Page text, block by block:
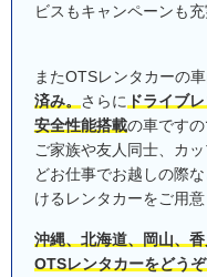
ビスもキャンペーンも充
またOTSレンタカーの
済み。 さらに ドライブ
安全性能搭載の車ですの
ご家族や友人同士、カ
どお仕事でお越しの際
けるレンタカーをご用意
沖縄、北海道、岡山、
OTSレンタカーをどうぞ